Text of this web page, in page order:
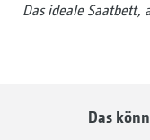
Das ideale Saatbett,
Das